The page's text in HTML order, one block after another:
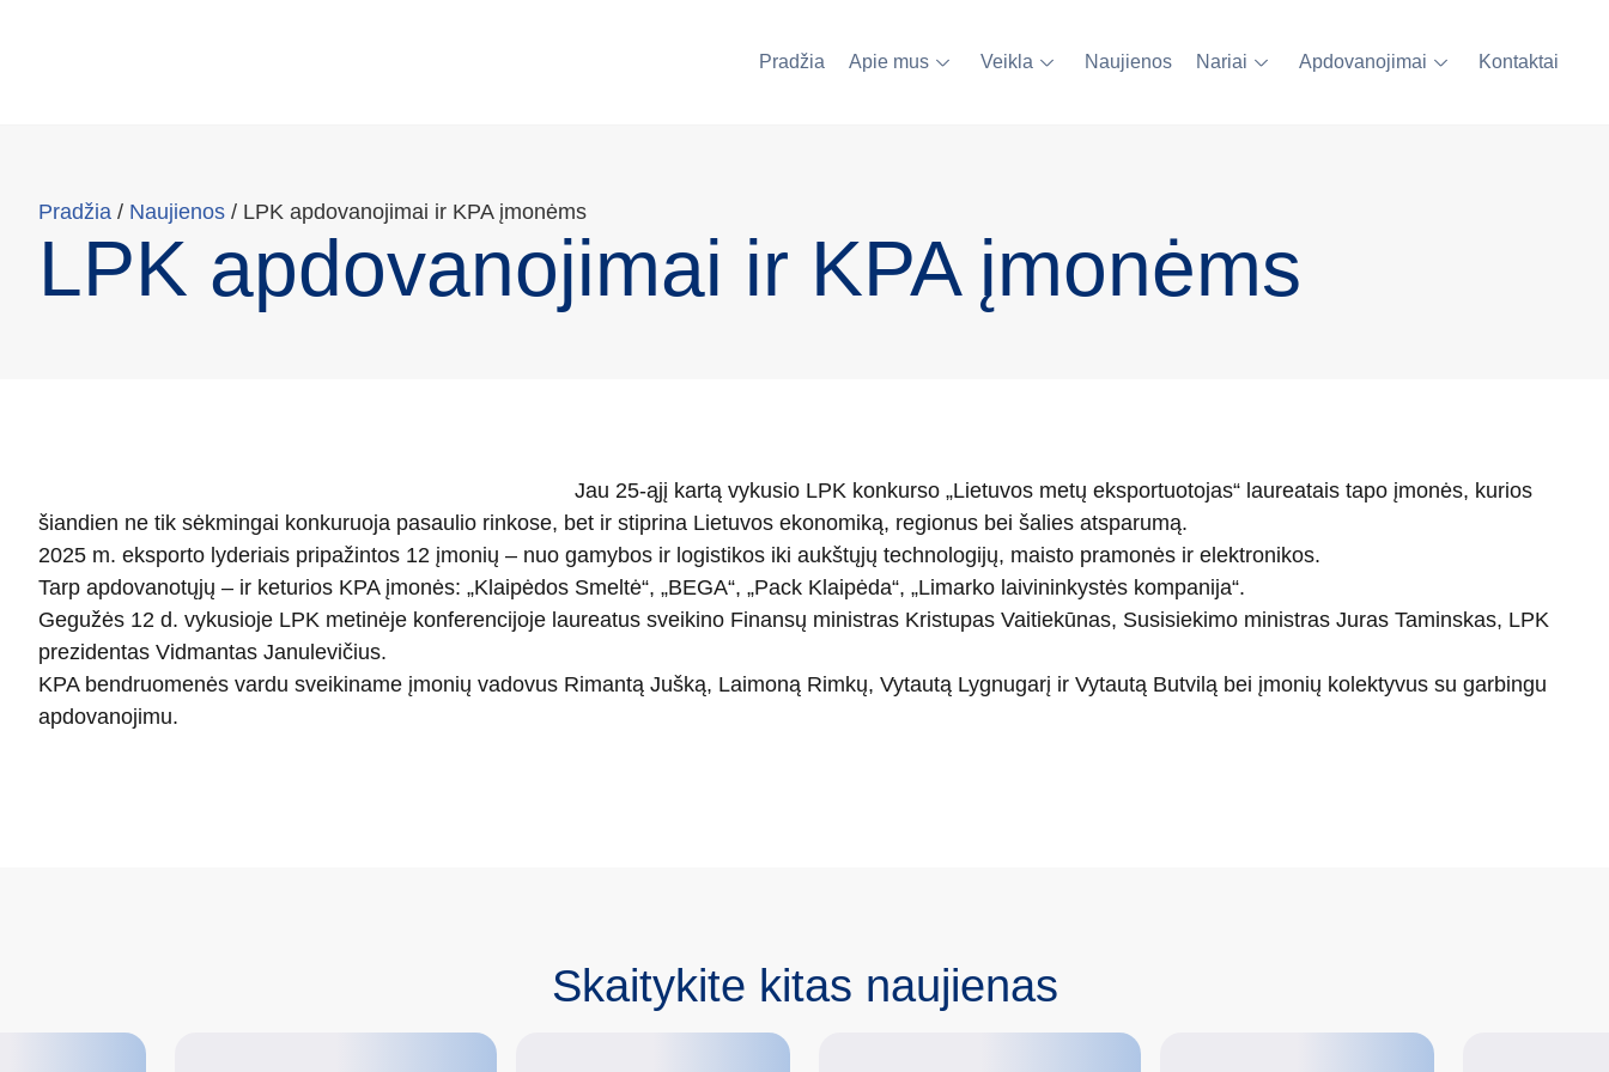
Pradžia Apie mus Veikla Naujienos Nariai Apdovanojimai Kontaktai
Pradžia / Naujienos / LPK apdovanojimai ir KPA įmonėms
LPK apdovanojimai ir KPA įmonėms
Jau 25-ąjį kartą vykusio LPK konkurso „Lietuvos metų eksportuotojas“ laureatais tapo įmonės, kurios
šiandien ne tik sėkmingai konkuruoja pasaulio rinkose, bet ir stiprina Lietuvos ekonomiką, regionus bei šalies atsparumą.
2025 m. eksporto lyderiais pripažintos 12 įmonių – nuo gamybos ir logistikos iki aukštųjų technologijų, maisto pramonės ir elektronikos.
Tarp apdovanotųjų – ir keturios KPA įmonės: „Klaipėdos Smeltė“, „BEGA“, „Pack Klaipėda“, „Limarko laivininkystės kompanija“.
Gegužės 12 d. vykusioje LPK metinėje konferencijoje laureatus sveikino Finansų ministras Kristupas Vaitiekūnas, Susisiekimo ministras Juras Taminskas, LPK
prezidentas Vidmantas Janulevičius.
KPA bendruomenės vardu sveikiname įmonių vadovus Rimantą Jušką, Laimoną Rimkų, Vytautą Lygnugarį ir Vytautą Butvilą bei įmonių kolektyvus su garbingu
apdovanojimu.
Skaitykite kitas naujienas